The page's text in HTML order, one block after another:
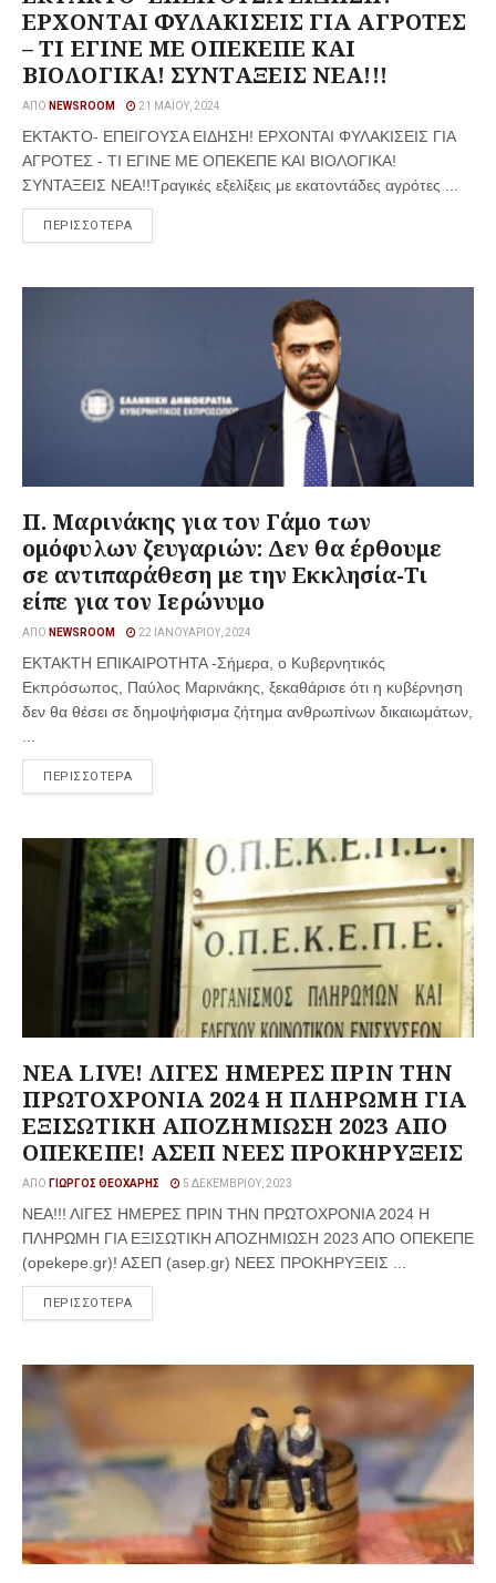
ΕΡΧΟΝΤΑΙ ΦΥΛΑΚΙΣΕΙΣ ΓΙΑ ΑΓΡΟΤΕΣ
– ΤΙ ΕΓΙΝΕ ΜΕ ΟΠΕΚΕΠΕ ΚΑΙ
ΒΙΟΛΟΓΙΚΑ! ΣΥΝΤΑΞΕΙΣ ΝΕΑ!!!
ΑΠΌ NEWSROOM 21 ΜΑΪ́ΟΥ, 2024
ΕΚΤΑΚΤΟ- ΕΠΕΙΓΟΥΣΑ ΕΙΔΗΣΗ! ΕΡΧΟΝΤΑΙ ΦΥΛΑΚΙΣΕΙΣ ΓΙΑ
ΑΓΡΟΤΕΣ - ΤΙ ΕΓΙΝΕ ΜΕ ΟΠΕΚΕΠΕ ΚΑΙ ΒΙΟΛΟΓΙΚΑ!
ΣΥΝΤΑΞΕΙΣ ΝΕΑ!!Τραγικές εξελίξεις με εκατοντάδες αγρότες ...
ΠΕΡΙΣΣΟΤΕΡΑ
Π. Μαρινάκης για τον Γάμο των
ομόφυλων ζευγαριών: Δεν θα έρθουμε
σε αντιπαράθεση με την Εκκλησία-Τι
είπε για τον Ιερώνυμο
ΑΠΌ NEWSROOM 22 ΙΑΝΟΥΑΡΊΟΥ, 2024
ΕΚΤΑΚΤΗ ΕΠΙΚΑΙΡΟΤΗΤΑ -Σήμερα, ο Κυβερνητικός
Εκπρόσωπος, Παύλος Μαρινάκης, ξεκαθάρισε ότι η κυβέρνηση
δεν θα θέσει σε δημοψήφισμα ζήτημα ανθρωπίνων δικαιωμάτων,
ΠΕΡΙΣΣΟΤΕΡΑ
ΝΕΑ LIVE! ΛΙΓΕΣ ΗΜΕΡΕΣ ΠΡΙΝ ΤΗΝ
ΠΡΩΤΟΧΡΟΝΙΑ 2024 Η ΠΛΗΡΩΜΗ ΓΙΑ
ΕΞΙΣΩΤΙΚΗ ΑΠΟΖΗΜΙΩΣΗ 2023 ΑΠΟ
ΟΠΕΚΕΠΕ! ΑΣΕΠ ΝΕΕΣ ΠΡΟΚΗΡΥΞΕΙΣ
ΑΠΌ ΓΙΏΡΓΟΣ ΘΕΟΧΆΡΗΣ 5 ΔΕΚΕΜΒΡΊΟΥ, 2023
ΝΕΑ!!! ΛΙΓΕΣ ΗΜΕΡΕΣ ΠΡΙΝ ΤΗΝ ΠΡΩΤΟΧΡΟΝΙΑ 2024 Η
ΠΛΗΡΩΜΗ ΓΙΑ ΕΞΙΣΩΤΙΚΗ ΑΠΟΖΗΜΙΩΣΗ 2023 ΑΠΟ ΟΠΕΚΕΠΕ
(opekepe.gr)! ΑΣΕΠ (asep.gr) ΝΕΕΣ ΠΡΟΚΗΡΥΞΕΙΣ ...
ΠΕΡΙΣΣΟΤΕΡΑ